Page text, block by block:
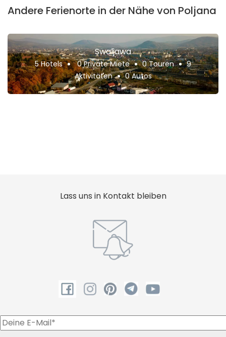
Andere Ferienorte in der Nähe von Poljana
Swaljawa
5 Hotels 0 Private Miete 0 Touren
9
Aktivitäten
0 Autos
Lass uns in Kontakt bleiben